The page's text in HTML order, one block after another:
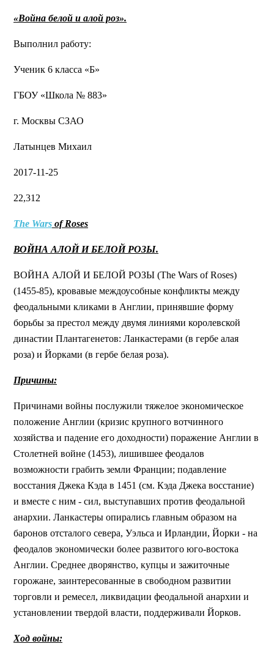
«Война белой и алой роз».
Выполнил работу:
Ученик 6 класса «Б»
ГБОУ «Школа № 883»
г. Москвы СЗАО
Латынцев Михаил
2017-11-25
22,312
The Wars of Roses
ВОЙНА АЛОЙ И БЕЛОЙ РОЗЫ.
ВОЙНА АЛОЙ И БЕЛОЙ РОЗЫ (The Wars of Roses)
(1455-85), кровавые междоусобные конфликты между
феодальными кликами в Англии, принявшие форму
борьбы за престол между двумя линиями королевской
династии Плантагенетов: Ланкастерами (в гербе алая
роза) и Йорками (в гербе белая роза).
Причины:
Причинами войны послужили тяжелое экономическое
положение Англии (кризис крупного вотчинного
хозяйства и падение его доходности) поражение Англии в
Столетней войне (1453), лишившее феодалов
возможности грабить земли Франции; подавление
восстания Джека Кэда в 1451 (см. Кэда Джека восстание)
и вместе с ним - сил, выступавших против феодальной
анархии. Ланкастеры опирались главным образом на
баронов отсталого севера, Уэльса и Ирландии, Йорки - на
феодалов экономически более развитого юго-востока
Англии. Среднее дворянство, купцы и зажиточные
горожане, заинтересованные в свободном развитии
торговли и ремесел, ликвидации феодальной анархии и
установлении твердой власти, поддерживали Йорков.
Ход войны: